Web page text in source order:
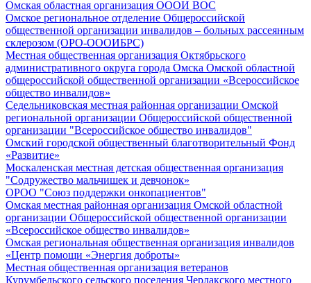
Омская областная организация ОООИ ВОС
Омское региональное отделение Общероссийской
общественной организации инвалидов – больных рассеянным
склерозом (ОРО-ОООИБРС)
Местная общественная организация Октябрьского
административного округа города Омска Омской областной
общероссийской общественной организации «Всероссийское
общество инвалидов»
Седельниковская местная районная организации Омской
региональной организации Общероссийской общественной
организации "Всероссийское общество инвалидов"
Омский городской общественный благотворительный Фонд
«Развитие»
Москаленская местная детская общественная организация
"Содружество мальчишек и девчонок»
ОРОО "Союз поддержки онкопациентов"
Омская местная районная организация Омской областной
организации Общероссийской общественной организации
«Всероссийское общество инвалидов»
Омская региональная общественная организация инвалидов
«Центр помощи «Энергия доброты»
Местная общественная организация ветеранов
Курумбельского сельского поселения Черлакского местного